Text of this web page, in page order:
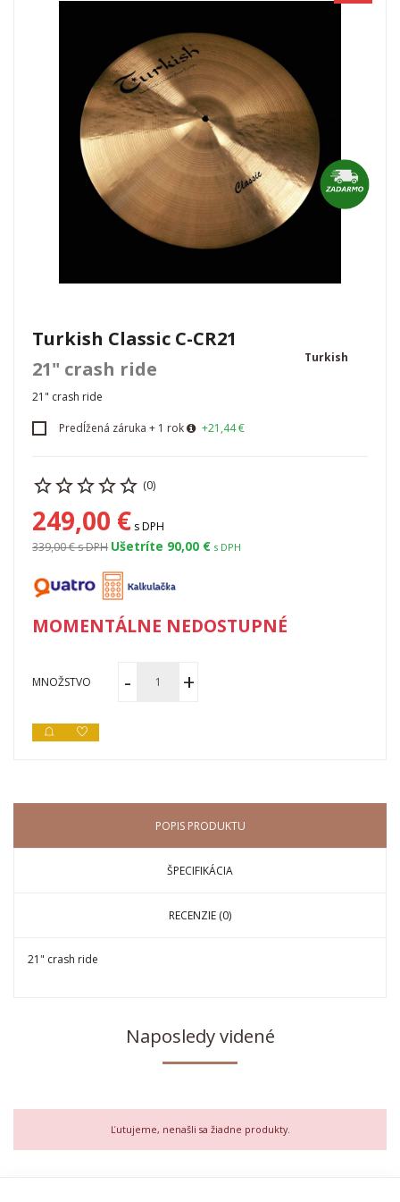
Turkish Classic C-CR21
21" crash ride
Turkish
21" crash ride
Predĺžená záruka + 1 rok +21,44 €
(0)
249,00 € s DPH
339,00 €s DPH Ušetríte 90,00 € s DPH
MOMENTÁLNE NEDOSTUPNÉ
MNOŽSTVO
POPIS PRODUKTU
ŠPECIFIKÁCIA
RECENZIE (0)
21" crash ride
Naposledy videné
Ľutujeme, nenašli sa žiadne produkty.